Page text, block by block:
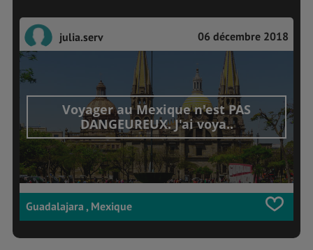
julia.serv 06 décembre 2018
Voyager au Mexique n'est PAS
DANGEUREUX. J'ai voya..
Guadalajara , Mexique